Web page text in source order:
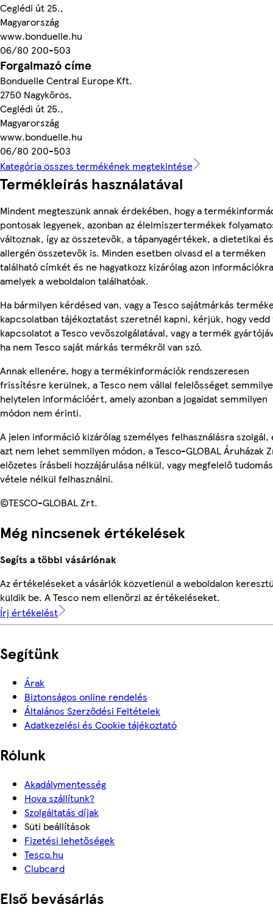
Ceglédi út 25.,
Magyarország
www.bonduelle.hu
06/80 200-503
Forgalmazó címe
Bonduelle Central Europe Kft.
2750 Nagykőrös,
Ceglédi út 25.,
Magyarország
www.bonduelle.hu
06/80 200-503
Kategória összes termékének megtekintése
Termékleírás használatával
Mindent megteszünk annak érdekében, hogy a
pontosak legyenek, azonban az élelmiszertermékek
változnak, így az összetevők, a tápanyagértékek, a dietetikai és
allergén összetevők is. Minden esetben olvasd el a terméken
található címkét és ne hagyatkozz kizárólag azon
amelyek a weboldalon találhatóak.
Ha bármilyen kérdésed van, vagy a Tesco sajátmárkás
kapcsolatban tájékoztatást szeretnél kapni, kérjük, hogy vedd
kapcsolatot a Tesco vevőszolgálatával, vagy a termék
ha nem Tesco saját márkás termékről van szó.
Annak ellenére, hogy a termékinformációk rendszeresen
frissítésre kerülnek, a Tesco nem vállal felelősséget
helytelen információért, amely azonban a jogaidat semmilyen
módon nem érinti.
A jelen információ kizárólag személyes felhasználásra szolgál,
azt nem lehet semmilyen módon, a Tesco-GLOBAL Áruházak
előzetes írásbeli hozzájárulása nélkül, vagy megfelelő
vétele nélkül felhasználni.
©TESCO-GLOBAL Zrt.
Még nincsenek értékelések
Segíts a többi vásárlónak
Az értékeléseket a vásárlók közvetlenül a weboldalon
küldik be. A Tesco nem ellenőrzi az értékeléseket.
Írj értékelést
Segítünk
Árak
Biztonságos online rendelés
Általános Szerződési Feltételek
Adatkezelési és Cookie tájékoztató
Rólunk
Akadálymentesség
Hova szállítunk?
Szolgáltatás díjak
Süti beállítások
Fizetési lehetőségek
Tesco.hu
Clubcard
Első bevásárlás